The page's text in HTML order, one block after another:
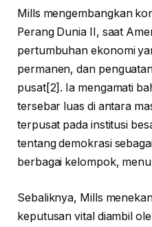
Mills mengembangkan
Perang Dunia II, saat
pertumbuhan ekonomi
permanen, dan
pusat[2]. Ia mengamati
tersebar luas di antara
terpusat pada institusi
tentang demokrasi
berbagai kelompok,
Sebaliknya, Mills
keputusan vital diambil